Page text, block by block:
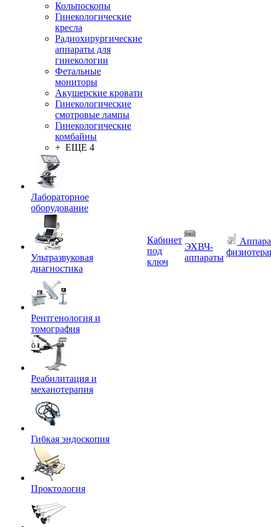
Кольпоскопы
Гинекологические
кресла
Радиохирургические
аппараты для
гинекологии
Фетальные
мониторы
Акушерские кровати
Гинекологические
смотровые лампы
Гинекологические
комбайны
+ ЕЩЕ 4
Лабораторное
оборудование
Ультразвуковая
диагностика
Рентгенология и
томография
Реабилитация и
механотерапия
Гибкая эндоскопия
Проктология
Кабинет
под
ключ
ЭХВЧ-
аппараты